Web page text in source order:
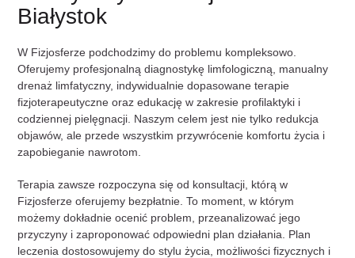
Białystok
W Fizjosferze podchodzimy do problemu kompleksowo.
Oferujemy profesjonalną diagnostykę limfologiczną, manualny
drenaż limfatyczny, indywidualnie dopasowane terapie
fizjoterapeutyczne oraz edukację w zakresie profilaktyki i
codziennej pielęgnacji. Naszym celem jest nie tylko redukcja
objawów, ale przede wszystkim przywrócenie komfortu życia i
zapobieganie nawrotom.
Terapia zawsze rozpoczyna się od konsultacji, którą w
Fizjosferze oferujemy bezpłatnie. To moment, w którym
możemy dokładnie ocenić problem, przeanalizować jego
przyczyny i zaproponować odpowiedni plan działania. Plan
leczenia dostosowujemy do stylu życia, możliwości fizycznych i